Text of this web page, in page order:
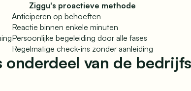
Ziggu's proactieve methode
Anticiperen op behoeften
Reactie binnen enkele minuten
Persoonlijke begeleiding door alle fases
Regelmatige check-ins zonder aanleiding
onderdeel van de